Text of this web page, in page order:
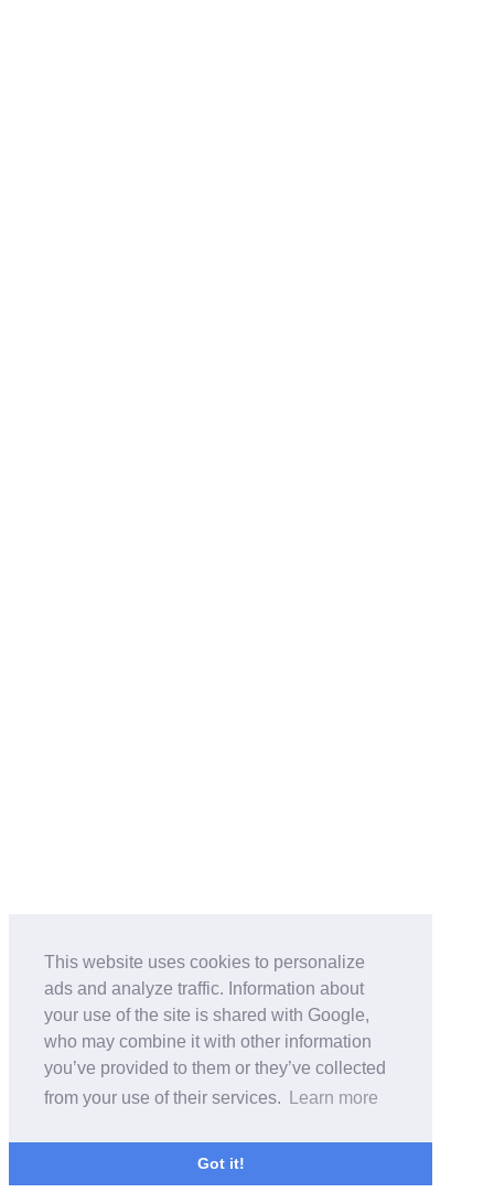
This website uses cookies to personalize
ads and analyze traffic. Information about
your use of the site is shared with Google,
who may combine it with other information
you’ve provided to them or they’ve collected
from your use of their services.
Learn more
Got it!